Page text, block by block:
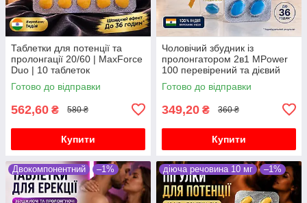
Таблетки для потенції та
пролонгації 20/60 | MaxForce
Duo | 10 таблеток
Готово до відправки
562,60 ₴ 580 ₴
Купити
Чоловічий збудник із
пролонгатором 2в1 MPower
100 перевірений та дієвий
препарат 10 таблеток
Готово до відправки
349,20 ₴ 360 ₴
Купити
Двокомпонентний –1% діюча речовина 10 мг –1%